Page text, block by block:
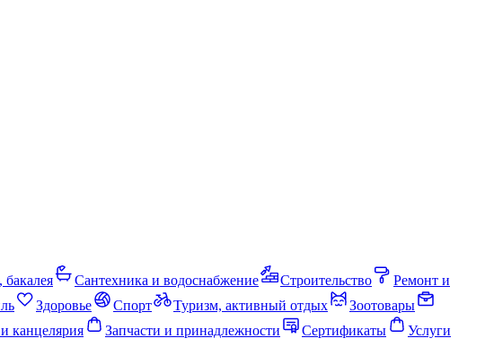
Сантехника и водоснабжение Строительство
Ремонт и
Здоровье Спорт Туризм, активный отдых
Зоотовары
канцелярия Запчасти и принадлежности Сертификаты
Услуги